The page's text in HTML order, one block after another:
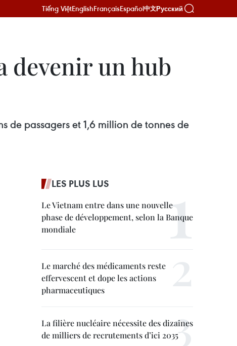
Tiếng ViệtEnglishFrançaisEspañol中文Русский
devenir un hub
de passagers et 1,6 million de tonnes de
LES PLUS LUS
Le Vietnam entre dans une nouvelle
phase de développement, selon la Banque
mondiale
Le marché des médicaments reste
effervescent et dope les actions
pharmaceutiques
La filière nucléaire nécessite des dizaines
de milliers de recrutements d’ici 2035